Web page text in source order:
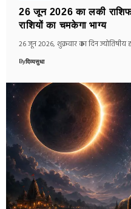
26 जून 2026 का लकी
राशियों का चमकेगा भाग्य
26 जून 2026, शुक्रवार का दिन ज्योतिषीय
Byदिव्यसुधा